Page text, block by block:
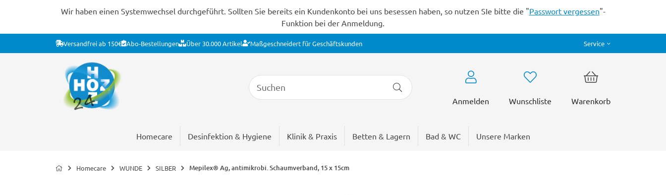
Wir haben einen Systemwechsel durchgeführt. Sollten Sie bereits ein Kundenkonto bei uns besessen haben, so nutzen SIe bitte die "Passwort vergessen"-
Funktion bei der Anmeldung.
Versandfrei ab 150€ Abo-Bestellungen Über 30.000 Artikel Maßgeschneidert für Geschäftskunden Service
Anmelden Wunschliste Warenkorb
Homecare Desinfektion & Hygiene Klinik & Praxis Betten & Lagern Bad & WC Unsere Marken
Homecare WUNDE SILBER Mepilex® Ag, antimikrobi. Schaumverband, 15 x 15cm